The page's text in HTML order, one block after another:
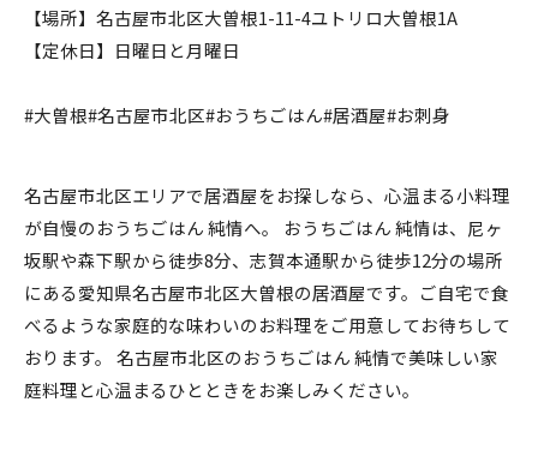
【場所】名古屋市北区大曽根1-11-4ユトリロ大曽根1A
【定休日】日曜日と月曜日
#大曽根#名古屋市北区#おうちごはん#居酒屋#お刺身
名古屋市北区エリアで居酒屋をお探しなら、心温まる小料理
が自慢のおうちごはん 純情へ。 おうちごはん 純情は、尼ヶ
坂駅や森下駅から徒歩8分、志賀本通駅から徒歩12分の場所
にある愛知県名古屋市北区大曽根の居酒屋です。ご自宅で食
べるような家庭的な味わいのお料理をご用意してお待ちして
おります。 名古屋市北区のおうちごはん 純情で美味しい家
庭料理と心温まるひとときをお楽しみください。